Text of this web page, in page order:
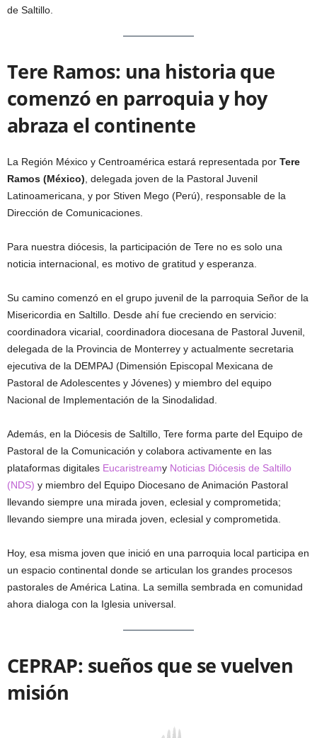
de Saltillo.
Tere Ramos: una historia que
comenzó en parroquia y hoy
abraza el continente
La Región México y Centroamérica estará representada por Tere
Ramos (México) , delegada joven de la Pastoral Juvenil
Latinoamericana, y por Stiven Mego (Perú), responsable de la
Dirección de Comunicaciones.
Para nuestra diócesis, la participación de Tere no es solo una
noticia internacional, es motivo de gratitud y esperanza.
Su camino comenzó en el grupo juvenil de la parroquia Señor de la
Misericordia en Saltillo. Desde ahí fue creciendo en servicio:
coordinadora vicarial, coordinadora diocesana de Pastoral Juvenil,
delegada de la Provincia de Monterrey y actualmente secretaria
ejecutiva de la DEMPAJ (Dimensión Episcopal Mexicana de
Pastoral de Adolescentes y Jóvenes) y miembro del equipo
Nacional de Implementación de la Sinodalidad.
Además, en la Diócesis de Saltillo, Tere forma parte del Equipo de
Pastoral de la Comunicación y colabora activamente en las
plataformas digitales Eucaristreamy Noticias Diócesis de Saltillo
(NDS) y miembro del Equipo Diocesano de Animación Pastoral
llevando siempre una mirada joven, eclesial y comprometida;
llevando siempre una mirada joven, eclesial y comprometida.
Hoy, esa misma joven que inició en una parroquia local participa en
un espacio continental donde se articulan los grandes procesos
pastorales de América Latina. La semilla sembrada en comunidad
ahora dialoga con la Iglesia universal.
CEPRAP: sueños que se vuelven
misión